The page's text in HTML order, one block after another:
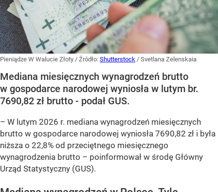
Pieniądze W Walucie Złoty / Źródło: Shutterstock / Svetlana Zelenskaia
Mediana miesięcznych wynagrodzeń brutto
w gospodarce narodowej wyniosła w lutym br.
7690,82 zł brutto - podał GUS.
– W lutym 2026 r. mediana wynagrodzeń miesięcznych
brutto w gospodarce narodowej wyniosła 7690,82 zł i była
niższa o 22,8% od przeciętnego miesięcznego
wynagrodzenia brutto – poinformował w środę Główny
Urząd Statystyczny (GUS).